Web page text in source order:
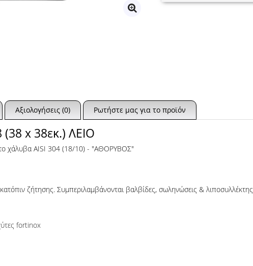
Αξιολογήσεις (0) Ρωτήστε μας για το προϊόν
(38 x 38εκ.) ΛΕΙΟ
χάλυβα AISI 304 (18/10) - "ΑΘΟΡΥΒΟΣ"
ζήτησης. Συμπεριλαμβάνονται βαλβίδες, σωληνώσεις & λιποσυλλέκτης
fortinox